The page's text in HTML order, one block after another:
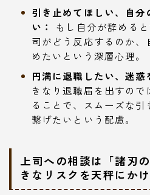
引き止めてほしい、自分
い：
もし自分が辞める
司がどう反応するのか
めたいという深層心理。
円満に退職したい、迷惑
きなり退職届を出すの
ることで、スムーズな
繋げたいという配慮。
上司への相談は「諸刃
きなリスクを天秤にか